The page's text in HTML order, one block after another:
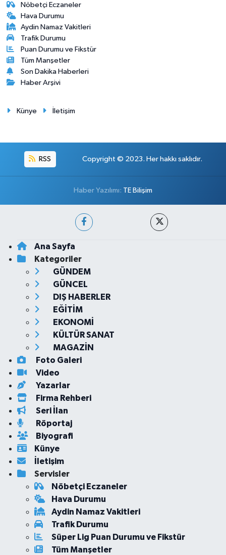
Nöbetçi Eczaneler
Hava Durumu
Aydin Namaz Vakitleri
Trafik Durumu
Puan Durumu ve Fikstür
Tüm Manşetler
Son Dakika Haberleri
Haber Arşivi
Künye İletişim
RSS Copyright © 2023. Her hakkı saklıdır.
Haber Yazılımı: TE Bilişim
Ana Sayfa
Kategoriler
GÜNDEM
GÜNCEL
DIŞ HABERLER
EĞİTİM
EKONOMİ
KÜLTÜR SANAT
MAGAZİN
Foto Galeri
Video
Yazarlar
Firma Rehberi
Seri İlan
Röportaj
Biyografi
Künye
İletişim
Servisler
Nöbetçi Eczaneler
Hava Durumu
Aydin Namaz Vakitleri
Trafik Durumu
Süper Lig Puan Durumu ve Fikstür
Tüm Manşetler